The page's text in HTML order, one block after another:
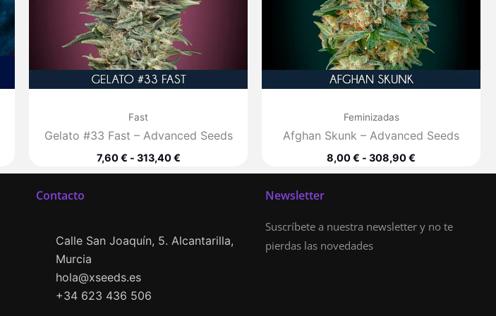
Fast
Gelato #33 Fast – Advanced Seeds
7,60€ - 313,40€
Feminizadas
Afghan Skunk – Advanced Seeds
8,00€ - 308,90€
Contacto
Calle San Joaquín, 5. Alcantarilla,
Murcia
hola@xseeds.es
+34 623 436 506
Newsletter
Suscríbete a nuestra newsletter y no te
pierdas las novedades